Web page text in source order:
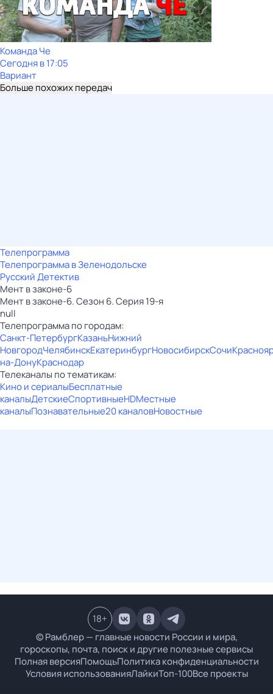
Команда Че
Сегодня в 17:05
Вариант
Больше похожих передач
Телепрограмма
Телепрограмма в Зеленодольске
Русский Детектив
Мент в законе-6
Мент в законе-6. Сезон 6. Серия 19-я
null
Телепрограмма по городам:
Санкт-ПетербургКазаньНижний
НовгородЧелябинскЕкатеринбургНовосибирскСочи
на-ДонуКраснодар
Телеканалы по тематикам:
Кино и сериалыБесплатные
каналыДетскиеСпортивныеHDМестные
каналыПознавательные20 каналовНовостные
© Рамблер — главные новости России и мира,
гороскопы, почта, поиск и другие полезные сервисы
Полная версияПомощьПолитика конфиденциальности
Условия использованияЛайкиТоп-100Все проекты
18+